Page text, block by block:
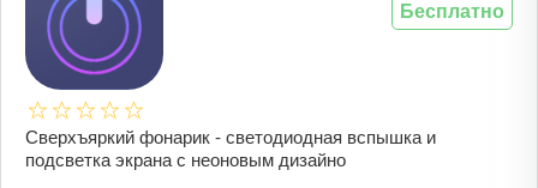
Сверхъяркий фонарик - светодиодная вспышка и
подсветка экрана с неоновым дизайно
Бесплатно